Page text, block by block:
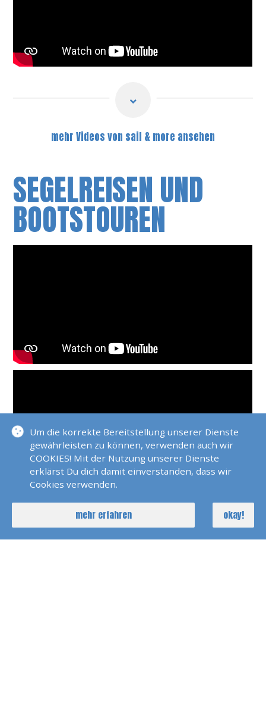
mehr Videos von sail & more ansehen
SEGELREISEN UND
BOOTSTOUREN
Um die korrekte Bereitstellung unserer Dienste
gewährleisten zu können, verwenden auch wir
COOKIES! Mit der Nutzung unserer Dienste
erklärst Du dich damit einverstanden, dass wir
Cookies verwenden.
mehr erfahren okay!